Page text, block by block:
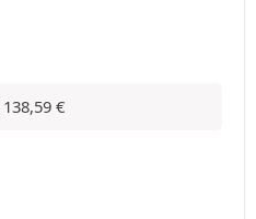
138,59 €